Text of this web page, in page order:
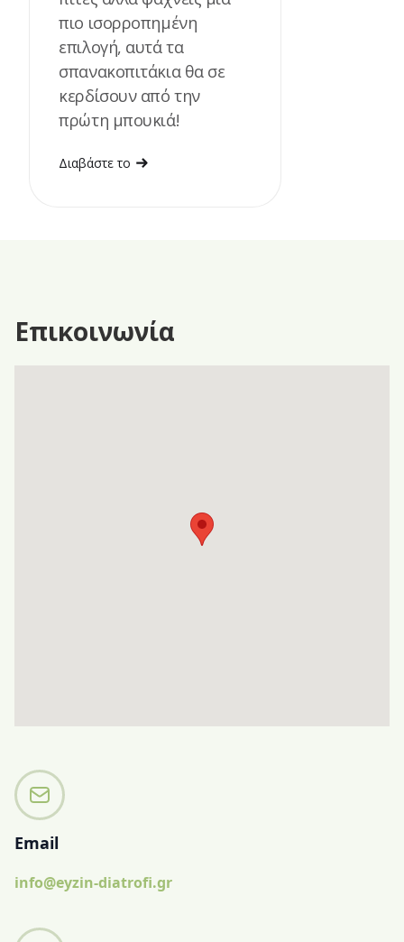
πιο ισορροπημένη
επιλογή, αυτά τα
σπανακοπιτάκια θα σε
κερδίσουν από την
πρώτη μπουκιά!
Διαβάστε το
Επικοινωνία
Email
info@eyzin-diatrofi.gr